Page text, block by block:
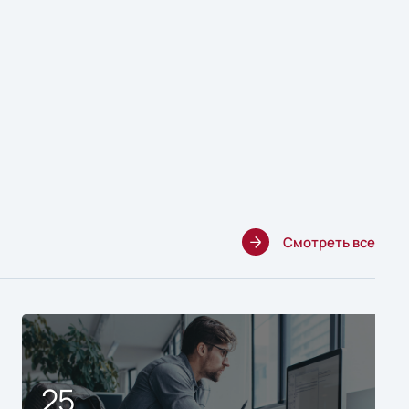
Смотреть все
25